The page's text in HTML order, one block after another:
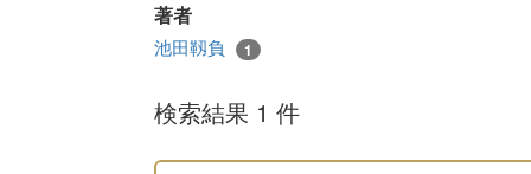
著者
池田靱負 1
検索結果 1 件